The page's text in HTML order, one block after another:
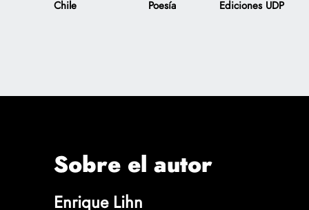
Chile
Poesía
Ediciones UDP
Sobre el autor
Enrique Lihn